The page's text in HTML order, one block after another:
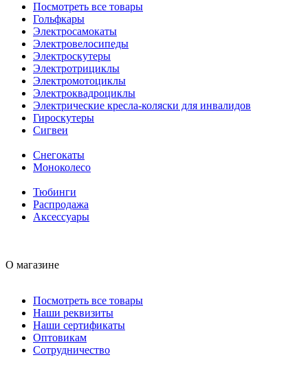
Посмотреть все товары
Гольфкары
Электросамокаты
Электровелосипеды
Электроскутеры
Электротрициклы
Электромотоциклы
Электроквадроциклы
Электрические кресла-коляски для инвалидов
Гироскутеры
Сигвеи
Снегокаты
Моноколесо
Тюбинги
Распродажа
Аксессуары
О магазине
Посмотреть все товары
Наши реквизиты
Наши сертификаты
Оптовикам
Сотрудничество